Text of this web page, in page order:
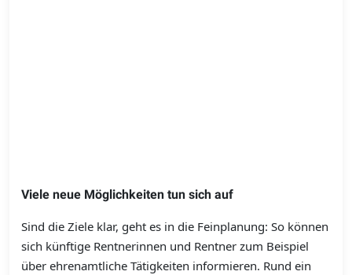
Viele neue Möglichkeiten tun sich auf
Sind die Ziele klar, geht es in die Feinplanung: So können
sich künftige Rentnerinnen und Rentner zum Beispiel
über ehrenamtliche Tätigkeiten informieren. Rund ein